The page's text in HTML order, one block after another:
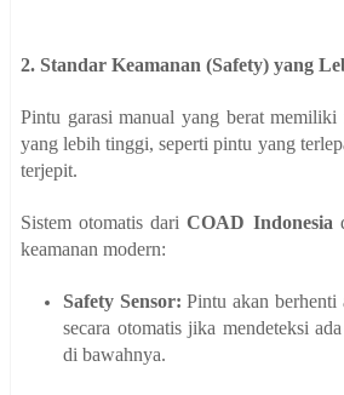
2. Standar Keamanan (Safety) yang
Pintu garasi manual yang berat memiliki
yang lebih tinggi, seperti pintu yang
terjepit.
Sistem otomatis dariCOAD Indonesia
keamanan modern:
Safety Sensor: Pintu akan berhenti
secara otomatis jika mendeteksi
di bawahnya.